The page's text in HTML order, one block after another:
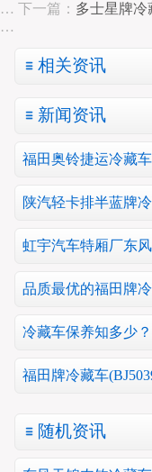
… 下一篇： 多士星牌冷
…
相关资讯
新闻资讯
福田奥铃捷运冷藏
陕汽轻卡排半蓝牌
虹宇汽车特厢厂东
品质最优的福田牌
冷藏车保养知多少
福田牌冷藏车
随机资讯